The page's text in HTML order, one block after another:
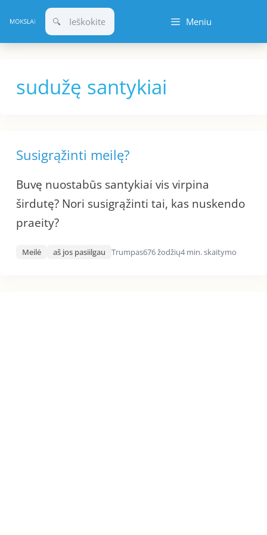
prie
turinio
Meniu
sudužę santykiai
Susigrąžinti meilę?
Buvę nuostabūs santykiai vis virpina
širdutę? Nori susigrąžinti tai, kas nuskendo
praeity?
Meilė aš jos pasiilgau Trumpas676 žodžių4 min. skaitymo